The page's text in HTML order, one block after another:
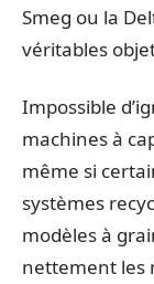
Smeg ou la
véritables
Impossible
machines à
même si
systèmes
modèles à
nettement les